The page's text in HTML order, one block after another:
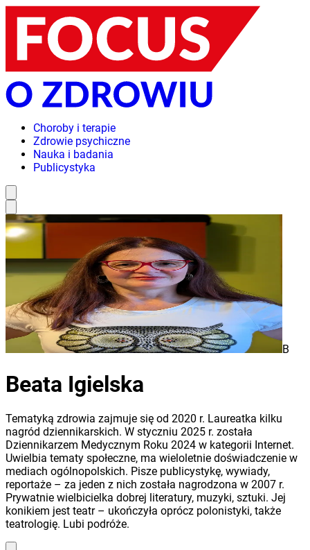
Choroby i terapie
Zdrowie psychiczne
Nauka i badania
Publicystyka
B
Beata Igielska
Tematyką zdrowia zajmuje się od 2020 r. Laureatka kilku
nagród dziennikarskich. W styczniu 2025 r. została
Dziennikarzem Medycznym Roku 2024 w kategorii Internet.
Uwielbia tematy społeczne, ma wieloletnie doświadczenie w
mediach ogólnopolskich. Pisze publicystykę, wywiady,
reportaże – za jeden z nich została nagrodzona w 2007 r.
Prywatnie wielbicielka dobrej literatury, muzyki, sztuki. Jej
konikiem jest teatr – ukończyła oprócz polonistyki, także
teatrologię. Lubi podróże.